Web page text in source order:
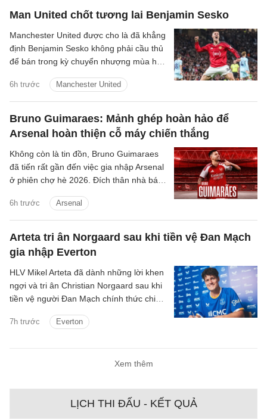
Man United chốt tương lai Benjamin Sesko
6h trước Manchester United
Manchester United được cho là đã khẳng
định Benjamin Sesko không phải cầu thủ
để bán trong kỳ chuyển nhượng mùa hè
mẽ từ Bayern Munich và Barcelona.
Bruno Guimaraes: Mảnh ghép hoàn hảo để
Arsenal hoàn thiện cỗ máy chiến thắng
6h trước Arsenal
Không còn là tin đồn, Bruno Guimaraes
đã tiến rất gần đến việc gia nhập Arsenal
ở phiên chợ hè 2026. Đích thân nhà báo
nhận thương vụ sắp sửa được hoàn tất.
Dự kiến theo lịch tiền vệ người Brazil sẽ
bay về London trong hôm nay, bắt đầu
buổi kiểm tra y tế và hoàn tất các thủ tục
còn lại để chuẩn bị cho ra mắt đội bóng
mới.
Arteta tri ân Norgaard sau khi tiền vệ Đan Mạch
gia nhập Everton
7h trước Everton
HLV Mikel Arteta đã dành những lời khen
ngợi và tri ân Christian Norgaard sau khi
tiền vệ người Đan Mạch chính thức chia
Everton trong thương vụ trị giá 7 triệu
Xem thêm
LỊCH THI ĐẤU - KẾT QUẢ